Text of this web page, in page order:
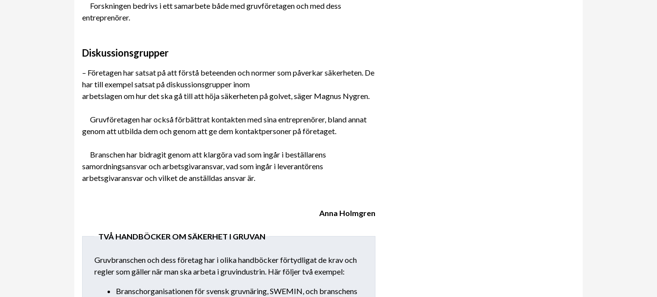
Forskningen bedrivs i ett samarbete både med gruvföretagen och med dess
entreprenörer.
Diskussionsgrupper
– Företagen har satsat på att förstå beteenden och normer som påverkar säkerheten. De
har till exempel satsat på diskussionsgrupper inom
arbetslagen om hur det ska gå till att höja säkerheten på golvet, säger Magnus Nygren.
Gruvföretagen har också förbättrat kontakten med sina entreprenörer, bland annat
genom att utbilda dem och genom att ge dem kontaktpersoner på företaget.
Branschen har bidragit genom att klargöra vad som ingår i beställarens
samordningsansvar och arbetsgivaransvar, vad som ingår i leverantörens
arbetsgivaransvar och vilket de anställdas ansvar är.
Anna Holmgren
TVÅ HANDBÖCKER OM SÄKERHET I GRUVAN
Gruvbranschen och dess företag har i olika handböcker förtydligat de krav och
regler som gäller när man ska arbeta i gruvindustrin. Här följer två exempel:
Branschorganisationen för svensk gruvnäring, SWEMIN, och branschens